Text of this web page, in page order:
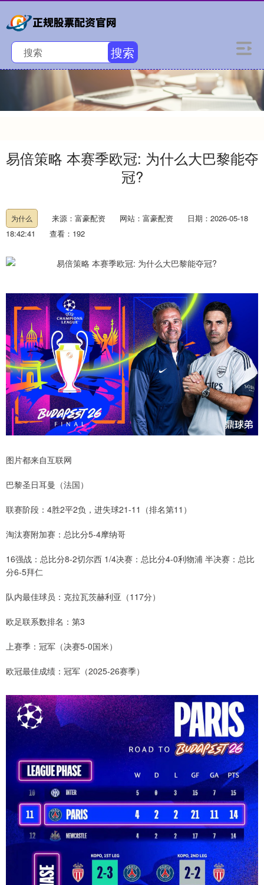
搜索
易倍策略 本赛季欧冠: 为什么大巴黎能夺
冠?
为什么 来源：富豪配资 网站：富豪配资
日期：2026-05-18
18:42:41
查看：192
图片都来自互联网
巴黎圣日耳曼（法国）
联赛阶段：4胜2平2负，进失球21-11（排名第11）
淘汰赛附加赛：总比分5-4摩纳哥
16强战：总比分8-2切尔西 1/4决赛：总比分4-0利物浦 半决赛：总比
分6-5拜仁
队内最佳球员：克拉瓦茨赫利亚（117分）
欧足联系数排名：第3
上赛季：冠军（决赛5-0国米）
欧冠最佳成绩：冠军（2025-26赛季）